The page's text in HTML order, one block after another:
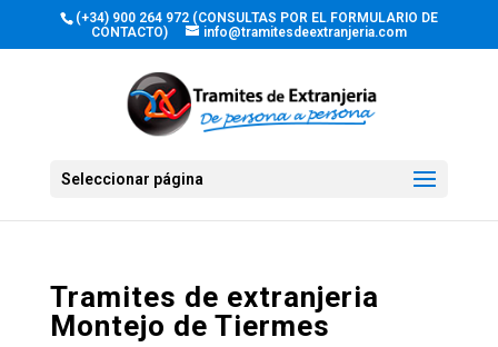
(+34) 900 264 972 (CONSULTAS POR EL FORMULARIO DE
CONTACTO)
info@tramitesdeextranjeria.com
Seleccionar página
Tramites de extranjeria
Montejo de Tiermes